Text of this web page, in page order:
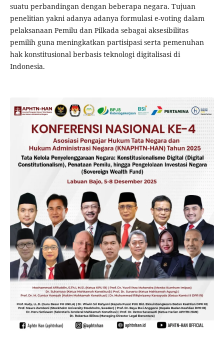
suatu perbandingan dengan beberapa negara. Tujuan
penelitian yakni adanya adanya formulasi e-voting dalam
pelaksanaan Pemilu dan Pilkada sebagai aksesibilitas
pemilih guna meningkatkan partisipasi serta pemenuhan
hak konstitusional berbasis teknologi digitalisasi di
Indonesia.